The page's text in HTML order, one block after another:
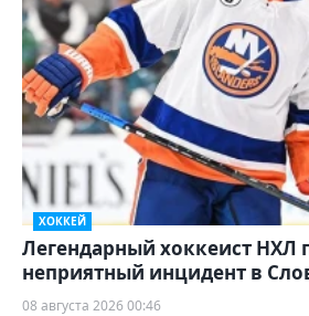
ХОККЕЙ
Легендарный хоккеист НХЛ
неприятный инцидент в
08 августа 2026 00:46